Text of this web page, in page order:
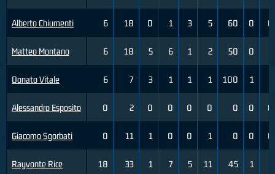
Alberto Chiumenti
Matteo Montano
Donato Vitale
Alessandro Esposito
Giacomo Sgorbati
Rayvonte Rice
6 18 0 1 3 5 60 0 0
6 18 5 6 1 2 50 0
6 7 3 1 1 1 100 1
0 2 0 0 0 0 0 0 0
0 11 1 0 0 1 0 0 0
18 33 1 7 5 11 45 1